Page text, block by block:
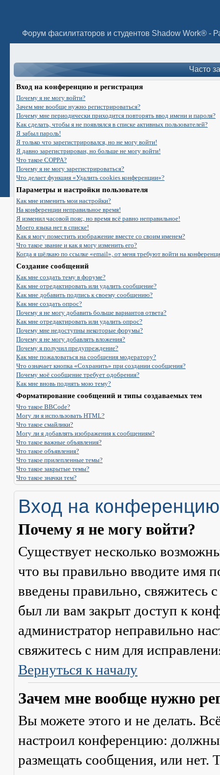
Часто
Вход на конференцию и регистрация
Почему я не могу войти?
Зачем мне вообще нужно регистрироваться?
Почему мне периодически приходится повторять ввод имени и пароля?
Как сделать, чтобы я не появлялся в списке активных пользователей?
Я забыл пароль!
Я только что зарегистрировался, но не могу войти!
Я давно зарегистрирован, но больше не могу войти!
Что такое COPPA?
Почему я не могу зарегистрироваться?
Что делает функция «Удалить cookies конференции»?
Параметры и настройки пользователя
Как мне изменить мои настройки?
На конференции неправильное время!
Я изменил часовой пояс, но время всё равно неправильное!
Моего языка нет в списке!
Как я могу поместить изображение вместе со своим именем?
Что такое звание и как я могу изменить его?
Когда я щёлкаю по ссылке «email», от меня требуют войти на
Создание сообщений
Как мне создать тему в форуме?
Как мне отредактировать или удалить сообщение?
Как мне добавить подпись к своему сообщению?
Как мне создать опрос?
Почему я не могу добавить больше вариантов ответа?
Как мне отредактировать или удалить опрос?
Почему мне недоступны некоторые форумы?
Почему я не могу добавлять вложения?
Почему я получил предупреждение?
Как мне пожаловаться на сообщения модератору?
Что означает кнопка «Сохранить» при создании сообщения?
Почему моё сообщение требует одобрения?
Как мне вновь поднять мою тему?
Форматирование сообщений и типы создаваемых тем
Что такое BBCode?
Могу ли я использовать HTML?
Что такое смайлики?
Могу ли я добавлять изображения к сообщениям?
Что такое важные объявления?
Что такое объявления?
Что такое прилепленные темы?
Что такое закрытые темы?
Что такое значки тем?
Вход на
Почему я не могу войти?
Существует несколько
что вы правильно вводите имя
введены правильно, свяжитесь
был ли вам закрыт доступ к
администратор неправильно
свяжитесь с ним для
Вернуться к началу
Зачем мне вообще нужно
Вы можете этого и не делать.
настроил конференцию: должны
размещать сообщения, или нет.